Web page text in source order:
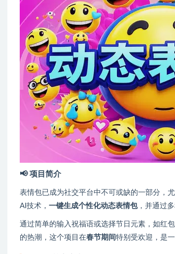
📢 项目简介
表情包已成为社交平台中不可或缺的一部分，
AI技术， 一键生成个性化动态表情包，并通过
通过简单的输入祝福语或选择节日元素，如红
的热潮，这个项目在春节期间 特别受欢迎，是